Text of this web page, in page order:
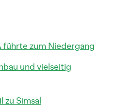
führte zum Niedergang
und vielseitig
zu Simsal